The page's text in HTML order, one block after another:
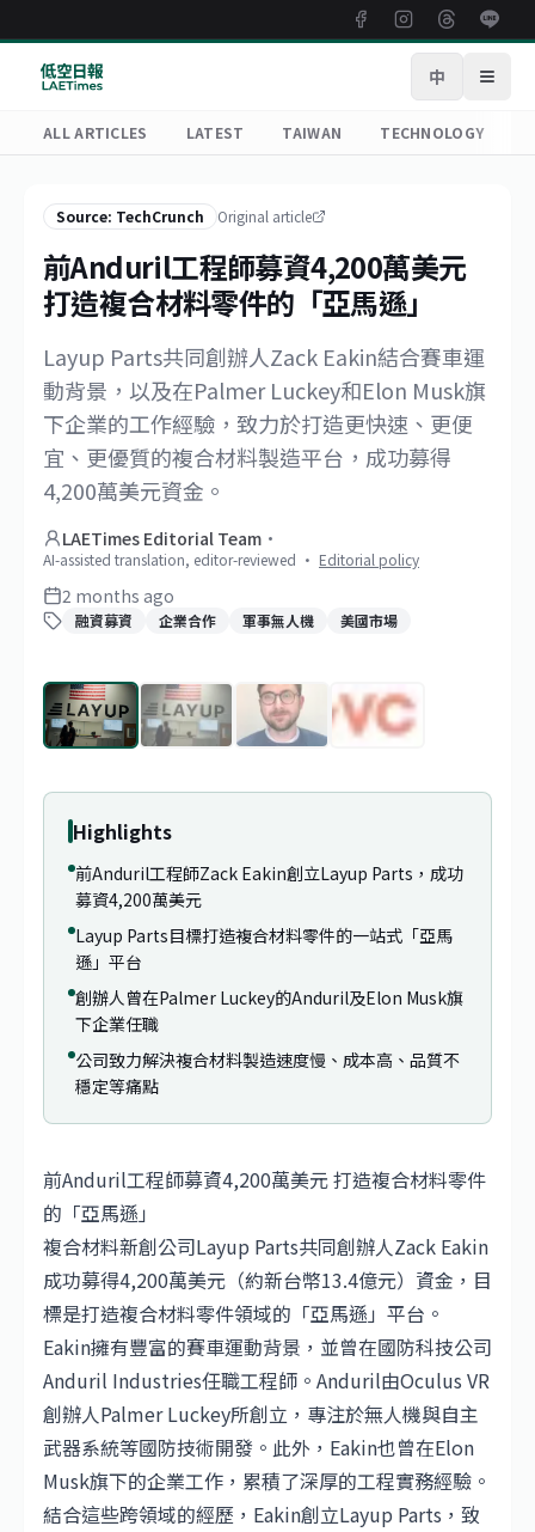
中 Open
ALL ARTICLES LATEST TAIWAN TECHNOLOGY
Source: TechCrunch Original article
前Anduril工程師募資4,200萬美元
打造複合材料零件的「亞馬遜」
Layup Parts共同創辦人Zack Eakin結合賽車運
動背景，以及在Palmer Luckey和Elon Musk旗
下企業的工作經驗，致力於打造更快速、更便
宜、更優質的複合材料製造平台，成功募得
4,200萬美元資金。
LAETimes Editorial Team ·
AI-assisted translation, editor-reviewed · Editorial policy
2 months ago
融資募資 企業合作 軍事無人機 美國市場
Highlights
前Anduril工程師Zack Eakin創立Layup Parts，成功
募資4,200萬美元
Layup Parts目標打造複合材料零件的一站式「亞馬
遜」平台
創辦人曾在Palmer Luckey的Anduril及Elon Musk旗
下企業任職
公司致力解決複合材料製造速度慢、成本高、品質不
穩定等痛點
前Anduril工程師募資4,200萬美元 打造複合材料零件
的「亞馬遜」
複合材料新創公司Layup Parts共同創辦人Zack Eakin
成功募得4,200萬美元（約新台幣13.4億元）資金，目
標是打造複合材料零件領域的「亞馬遜」平台。
Eakin擁有豐富的賽車運動背景，並曾在國防科技公司
Anduril Industries任職工程師。Anduril由Oculus VR
創辦人Palmer Luckey所創立，專注於無人機與自主
武器系統等國防技術開發。此外，Eakin也曾在Elon
Musk旗下的企業工作，累積了深厚的工程實務經驗。
結合這些跨領域的經歷，Eakin創立Layup Parts，致